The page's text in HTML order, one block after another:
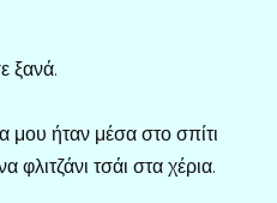
ξανά.
ήταν μέσα στο σπίτι
φλιτζάνι τσάι στα χέρια.